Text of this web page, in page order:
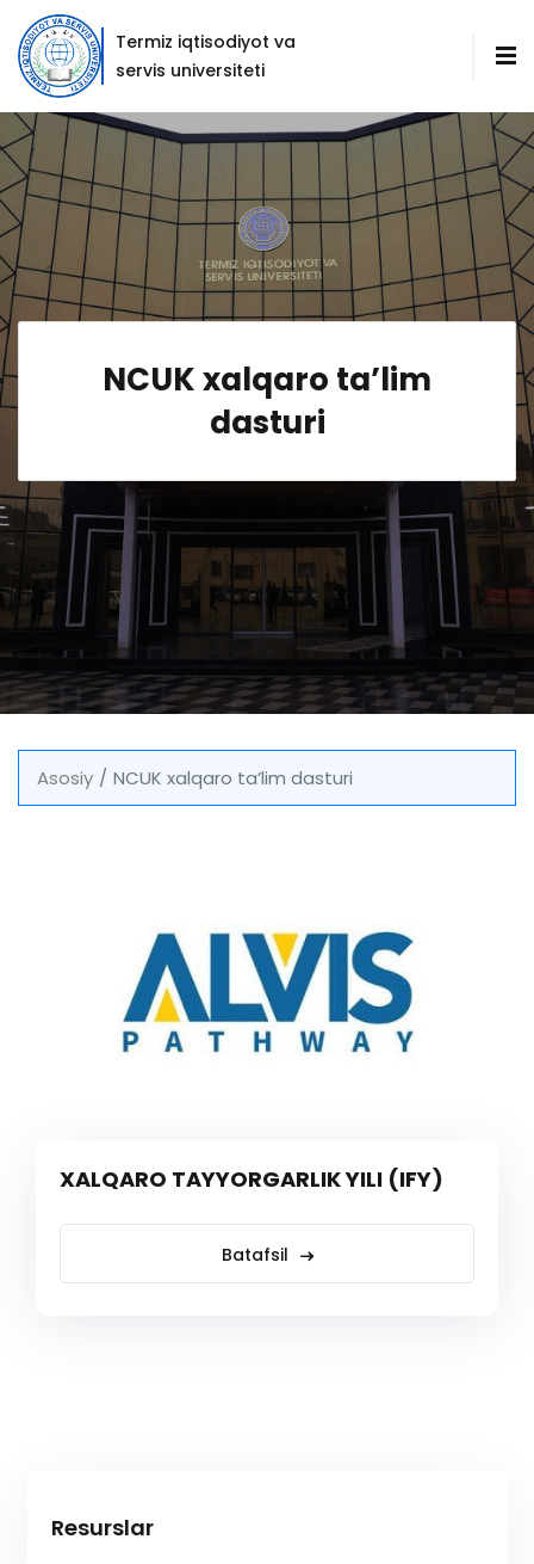
Termiz iqtisodiyot va
servis universiteti
NCUK xalqaro taʼlim
dasturi
Asosiy NCUK xalqaro taʼlim dasturi
XALQARO TAYYORGARLIK YILI (IFY)
Batafsil
Resurslar